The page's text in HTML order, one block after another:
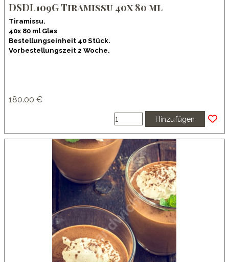
DSDL109G Tiramissu 40x 80 ml
Tiramissu.
40x 80 ml Glas
Bestellungseinheit 40 Stück.
Vorbestellungszeit 2 Woche.
180.00 €
Hinzufügen